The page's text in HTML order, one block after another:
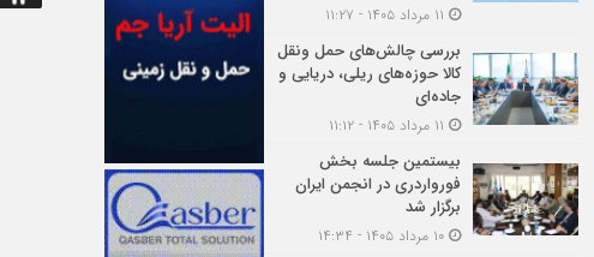
بررسی چالش‌های حمل ونقل
کالا حوزه‌های ریلی، دریایی و
جاده‌ای
بیستمین جلسه بخش
فورواردری در انجمن ایران
برگزار شد
۱۰ مرداد ۱۴۰۵ - ۱۴:۳۴